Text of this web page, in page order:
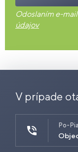
Odoslaním e-
údajov
V prípade
Po-